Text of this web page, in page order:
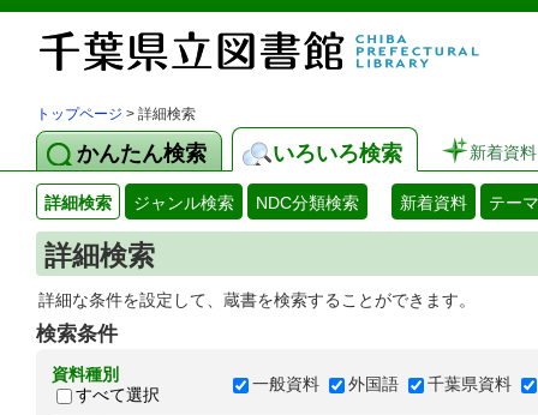
トップページ > 詳細検索
かんたん検索 いろいろ検索 新着資料
詳細検索 ジャンル検索 NDC分類検索 新着資料 テー
詳細検索
詳細な条件を設定して、蔵書を検索することができます。
検索条件
資料種別
すべて選択
一般資料 外国語 千葉県資料